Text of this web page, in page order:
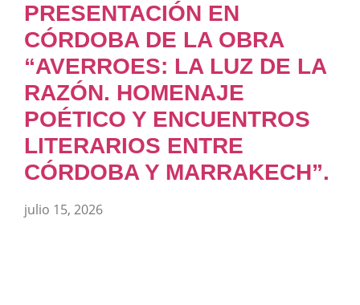
PRESENTACIÓN EN
CÓRDOBA DE LA OBRA
“AVERROES: LA LUZ DE LA
RAZÓN. HOMENAJE
POÉTICO Y ENCUENTROS
LITERARIOS ENTRE
CÓRDOBA Y MARRAKECH”.
julio 15, 2026